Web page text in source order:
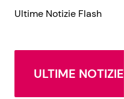
Ultime Notizie Flash
ULTIME NOTIZIE